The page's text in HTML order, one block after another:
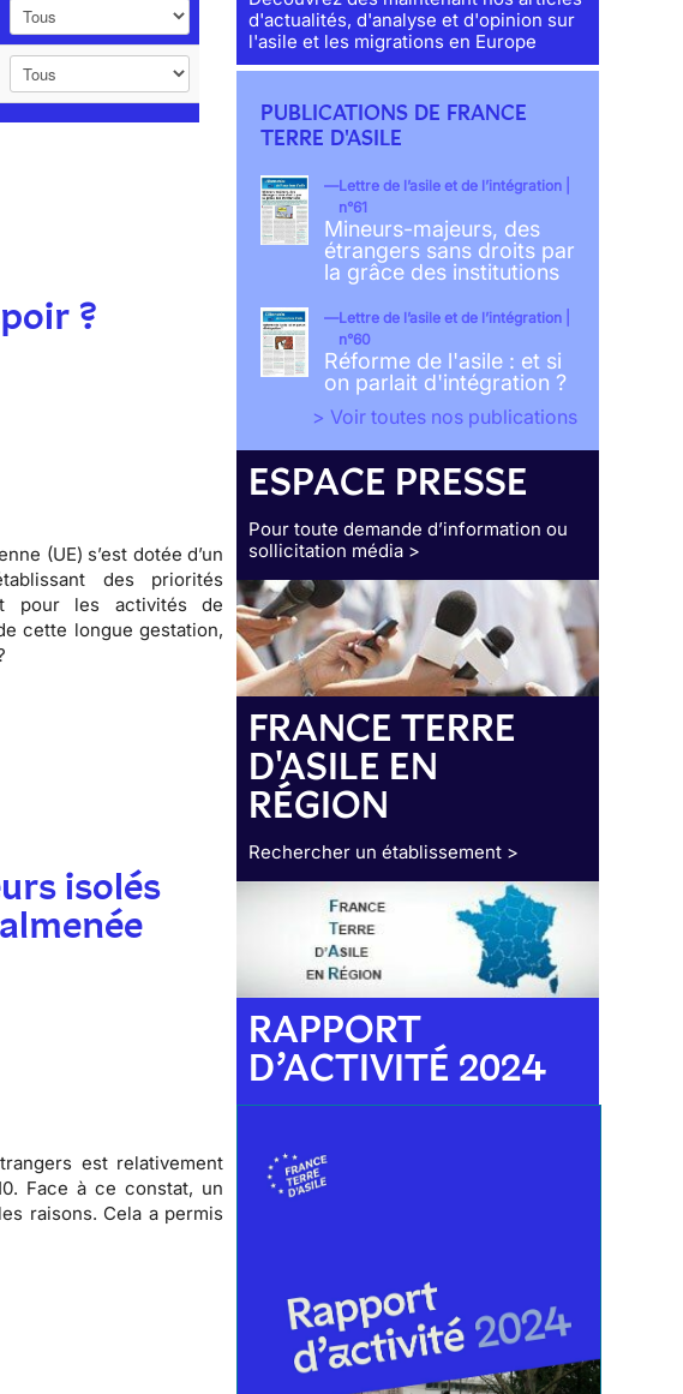
?
(UE) s’est dotée d’un
des priorités
pour les activités de
cette longue gestation,
isolés
est relativement
. Face à ce constat, un
raisons. Cela a permis
d'actualités, d'analyse et d'opinion sur
l'asile et les migrations en Europe
PUBLICATIONS DE FRANCE
TERRE D'ASILE
Lettre de l’asile et de l’intégration |
n°61
Mineurs-majeurs, des
étrangers sans droits par
la grâce des institutions
Lettre de l’asile et de l’intégration |
n°60
Réforme de l'asile : et si
on parlait d'intégration ?
> Voir toutes nos publications
ESPACE PRESSE
Pour toute demande d’information ou
sollicitation média >
FRANCE TERRE
D'ASILE EN
RÉGION
Rechercher un établissement >
RAPPORT
D’ACTIVITÉ 2024